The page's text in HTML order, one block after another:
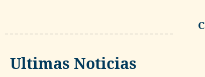
Ultimas Noticias